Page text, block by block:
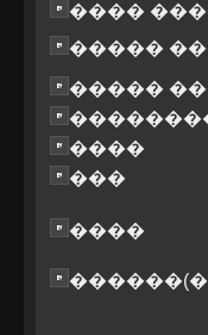
����
�����
�����
����
���
����